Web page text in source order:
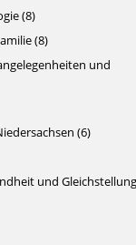
(8)
(8)
und
(6)
und